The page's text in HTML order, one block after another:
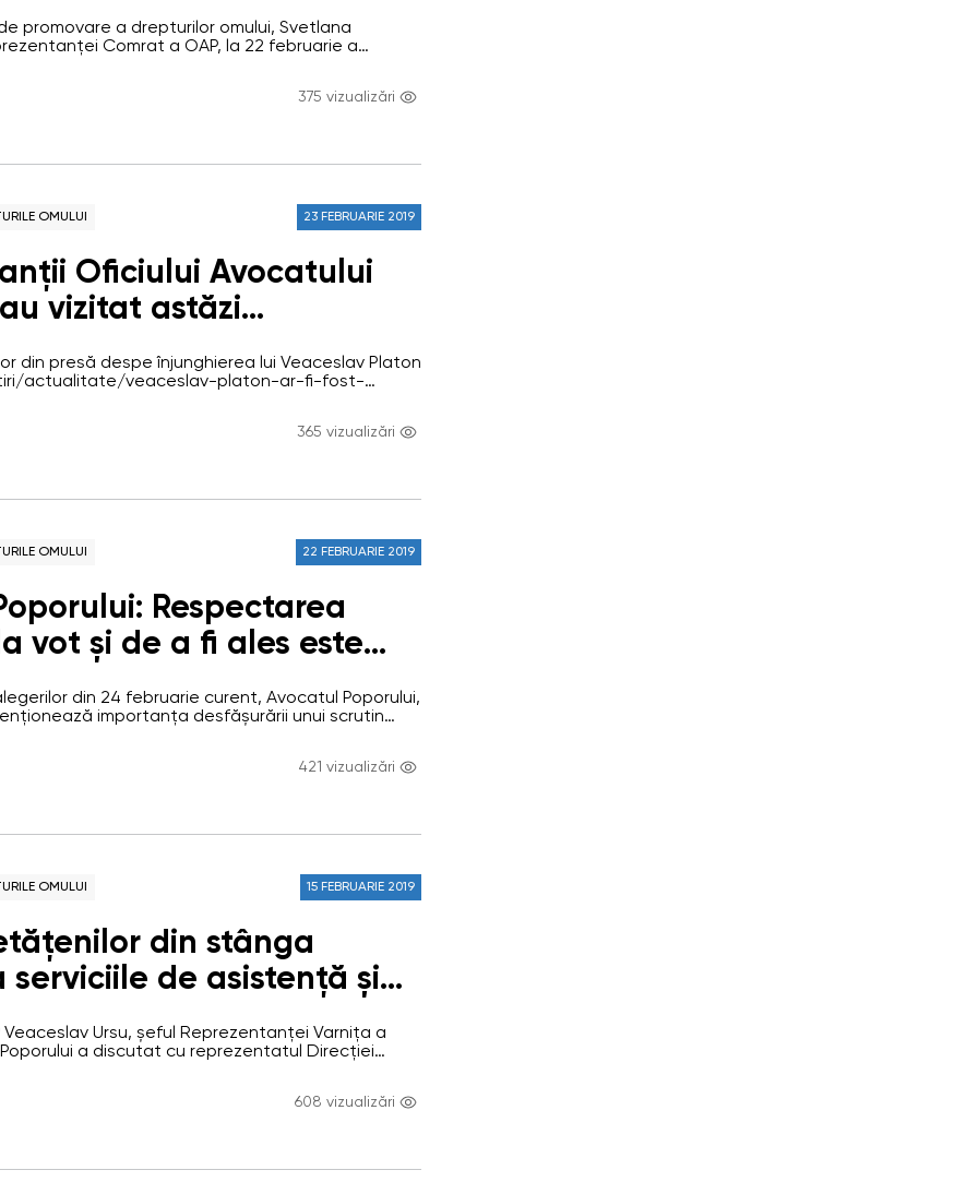
promovare a drepturilor omului, Svetlana
Comrat a OAP, la 22 februarie a
de pedagogi din gimnaziu. În prezentarea sa,
375 vizualizări
OMULUI 23 FEBRUARIE 2019
Oficiului Avocatului
vizitat astăzi
Platon
din presă despe înjunghierea lui Veaceslav Platon
actualitate/veaceslav-platon-ar-fi-fost-
13 din Chișinău, pe 23 februarie, între orele 11-
365 vizualizări
OMULUI 22 FEBRUARIE 2019
Respectarea
vot și de a fi ales este
unei democraţii
de statul de
din 24 februarie curent, Avocatul Poporului,
importanța desfășurării unui scrutin
electoral european este esenţială
421 vizualizări
OMULUI 15 FEBRUARIE 2019
din stânga
de asistență și
Varnița a OAP
Veaceslav Ursu, șeful Reprezentanței Varnița a
a discutat cu reprezentatul Direcției
părțile participante la dosar sunt domiciliate în
608 vizualizări